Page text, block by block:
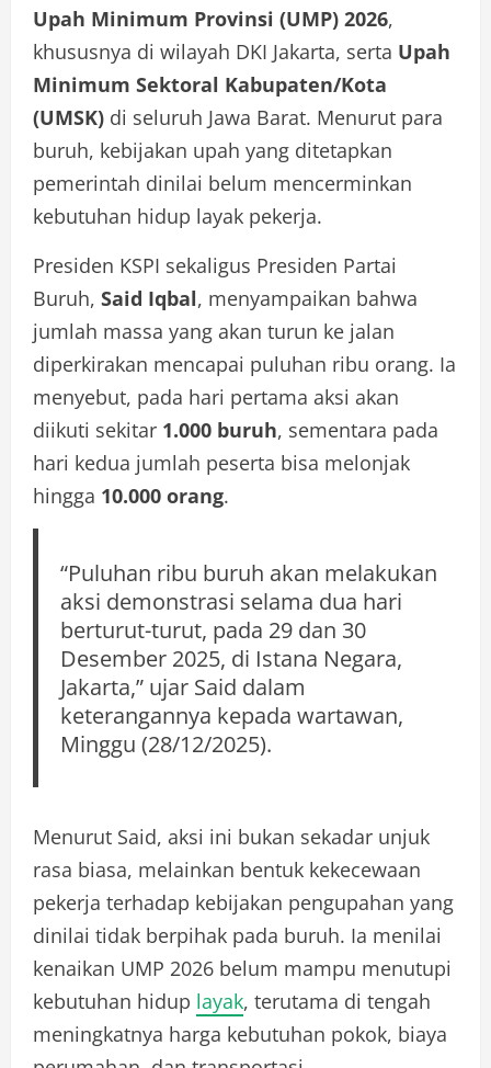
Upah Minimum Provinsi (UMP) 2026,
khususnya di wilayah DKI Jakarta, serta Upah
Minimum Sektoral Kabupaten/Kota
(UMSK) di seluruh Jawa Barat. Menurut para
buruh, kebijakan upah yang ditetapkan
pemerintah dinilai belum mencerminkan
kebutuhan hidup layak pekerja.
Presiden KSPI sekaligus Presiden Partai
Buruh, Said Iqbal, menyampaikan bahwa
jumlah massa yang akan turun ke jalan
diperkirakan mencapai puluhan ribu orang. Ia
menyebut, pada hari pertama aksi akan
diikuti sekitar 1.000 buruh, sementara pada
hari kedua jumlah peserta bisa melonjak
hingga 10.000 orang.
“Puluhan ribu buruh akan melakukan
aksi demonstrasi selama dua hari
berturut-turut, pada 29 dan 30
Desember 2025, di Istana Negara,
Jakarta,” ujar Said dalam
keterangannya kepada wartawan,
Minggu (28/12/2025).
Menurut Said, aksi ini bukan sekadar unjuk
rasa biasa, melainkan bentuk kekecewaan
pekerja terhadap kebijakan pengupahan yang
dinilai tidak berpihak pada buruh. Ia menilai
kenaikan UMP 2026 belum mampu menutupi
kebutuhan hidup layak, terutama di tengah
meningkatnya harga kebutuhan pokok, biaya